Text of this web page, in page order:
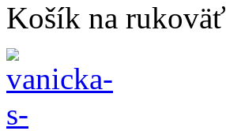
Košík na